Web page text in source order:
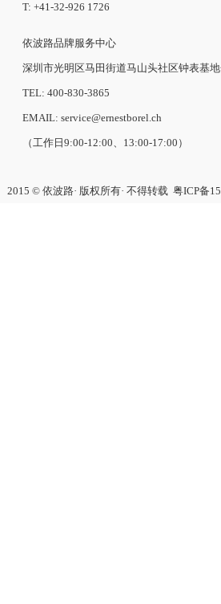
T: +41-32-926 1726
依波路品牌服务中心
深圳市光明区马田街道马山头社区钟表基
TEL: 400-830-3865
EMAIL: service@ernestborel.ch
（工作日9:00-12:00、13:00-17:00）
2015 © 依波路· 版权所有· 不得转载粤ICP备